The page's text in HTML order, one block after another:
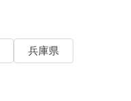
兵庫県